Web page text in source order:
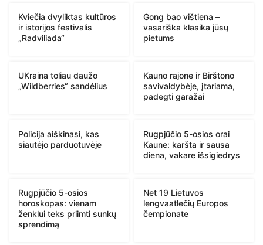
Kviečia dvyliktas kultūros
ir istorijos festivalis
„Radviliada“
Gong bao vištiena –
vasariška klasika jūsų
pietums
UKraina toliau daužo
„Wildberries“ sandėlius
Kauno rajone ir Birštono
savivaldybėje, įtariama,
padegti garažai
Policija aiškinasi, kas
siautėjo parduotuvėje
Rugpjūčio 5-osios orai
Kaune: karšta ir sausa
diena, vakare išsigiedrys
Rugpjūčio 5-osios
horoskopas: vienam
ženklui teks priimti sunkų
sprendimą
Net 19 Lietuvos
lengvaatlečių Europos
čempionate